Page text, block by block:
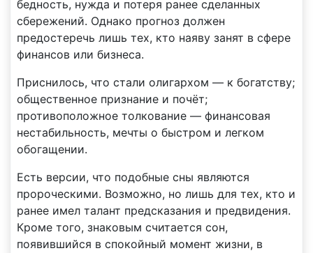
бедность, нужда и потеря ранее сделанных
сбережений. Однако прогноз должен
предостеречь лишь тех, кто наяву занят в сфере
финансов или бизнеса.
Приснилось, что стали олигархом — к богатству;
общественное признание и почёт;
противоположное толкование — финансовая
нестабильность, мечты о быстром и легком
обогащении.
Есть версии, что подобные сны являются
пророческими. Возможно, но лишь для тех, кто и
ранее имел талант предсказания и предвидения.
Кроме того, знаковым считается сон,
появившийся в спокойный момент жизни, в